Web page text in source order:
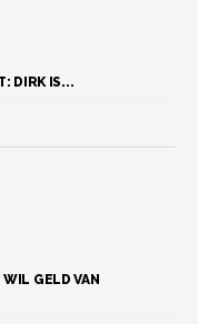
DIRK IS...
GELD VAN